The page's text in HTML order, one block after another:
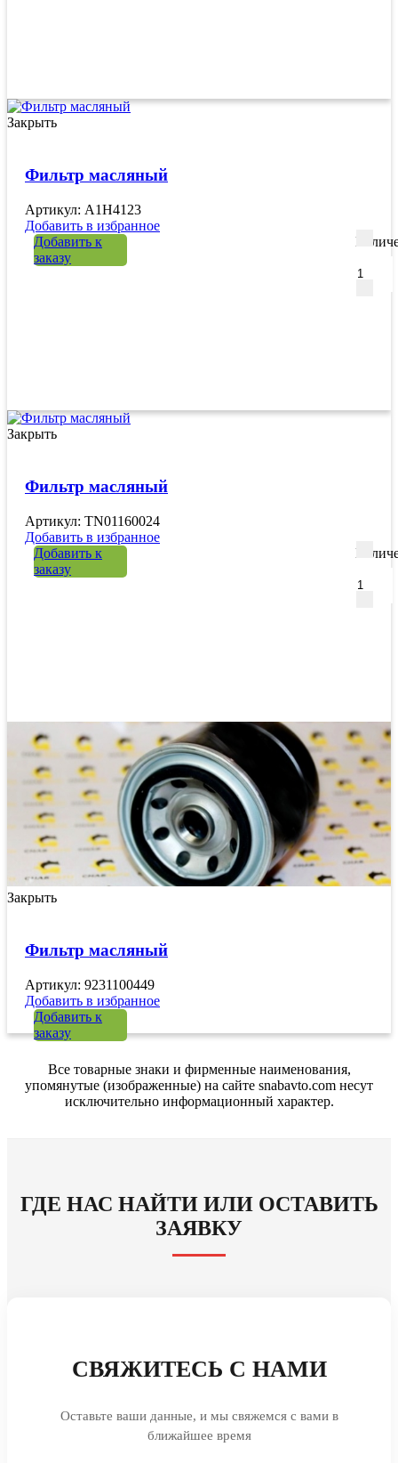
Закрыть
Фильтр масляный
Артикул: A1H4123
Добавить в избранное
Добавить к
заказу
Закрыть
Фильтр масляный
Артикул: TN01160024
Добавить в избранное
Добавить к
заказу
Закрыть
Фильтр масляный
Артикул: 9231100449
Добавить в избранное
Добавить к
заказу
Все товарные знаки и фирменные наименования,
упомянутые (изображенные) на сайте snabavto.com несут
исключительно информационный характер.
ГДЕ НАС НАЙТИ ИЛИ ОСТАВИТЬ
ЗАЯВКУ
СВЯЖИТЕСЬ С НАМИ
Оставьте ваши данные, и мы свяжемся с вами в
ближайшее время